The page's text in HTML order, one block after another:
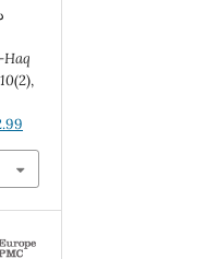
10(2),